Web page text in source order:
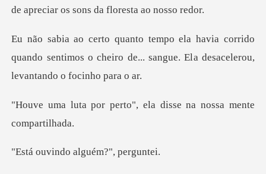
rrido
quando sentimos o cheiro de... sangue. El
rto", ela disse na nos
do alguém?"